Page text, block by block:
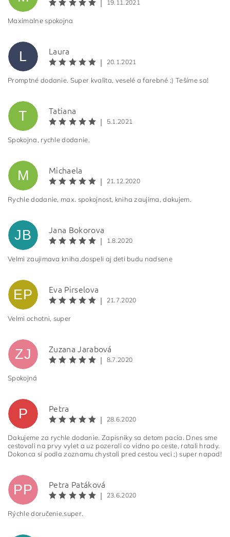
| 19.11.2021
Maximalne spokojna
L Laura
| 20.1.2021
Promptné dodanie. Super kvalita, veselé a farebné :) Tešíme sa!
T Tatiana
| 5.1.2021
Spokojna, rychle dodanie.
M Michaela
| 21.12.2020
Rychle dodanie, max. spokojnost, kniha zaujima, dakujem.
JB Jana Bokorova
| 1.8.2020
Velmi zaujimava kniha,dospeli aj deti budu nadsene
EP Eva Pirselova
| 21.7.2020
Velmi ochotni, super
ZJ Zuzana Jarabová
| 8.7.2020
Spokojná
P Petra
| 28.6.2020
Dakujeme za rychle dodanie. Zapisniky sa detom pacia. Dnes sme
cestovali na prvy vylet a uz pozerali co vidno po ceste, ratali hrady.
Dokonca si podla zoznamu chystali pred cestou veci ;) super napad!
PP Petra Patáková
| 23.6.2020
Rýchle doručenie,super.